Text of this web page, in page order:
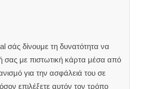
σάς δίνουμε τη δυνατότητα να
σας με πιστωτική κάρτα μέσα από
για την ασφάλειά του σε
επιλέξετε αυτόν τον τρόπο